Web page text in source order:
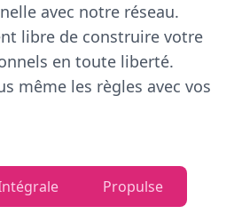
avec notre réseau.
libre de construire votre
en toute liberté.
même les règles avec vos
Propulse